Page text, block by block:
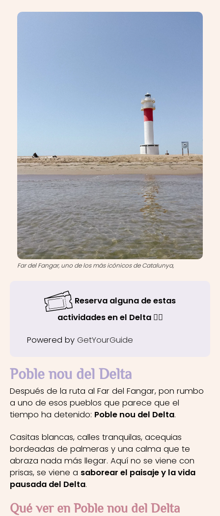
Far del Fangar, uno de los más icónicos de Catalunya,
Reserva alguna de estas
actividades en el Delta 👇🏼
Powered by GetYourGuide
Poble nou del Delta
Después de la ruta al Far del Fangar, pon rumbo
a uno de esos pueblos que parece que el
tiempo ha detenido: Poble nou del Delta.
Casitas blancas, calles tranquilas, acequias
bordeadas de palmeras y una calma que te
abraza nada más llegar. Aquí no se viene con
prisas, se viene a saborear el paisaje y la vida
pausada del Delta.
Qué ver en Poble nou del Delta